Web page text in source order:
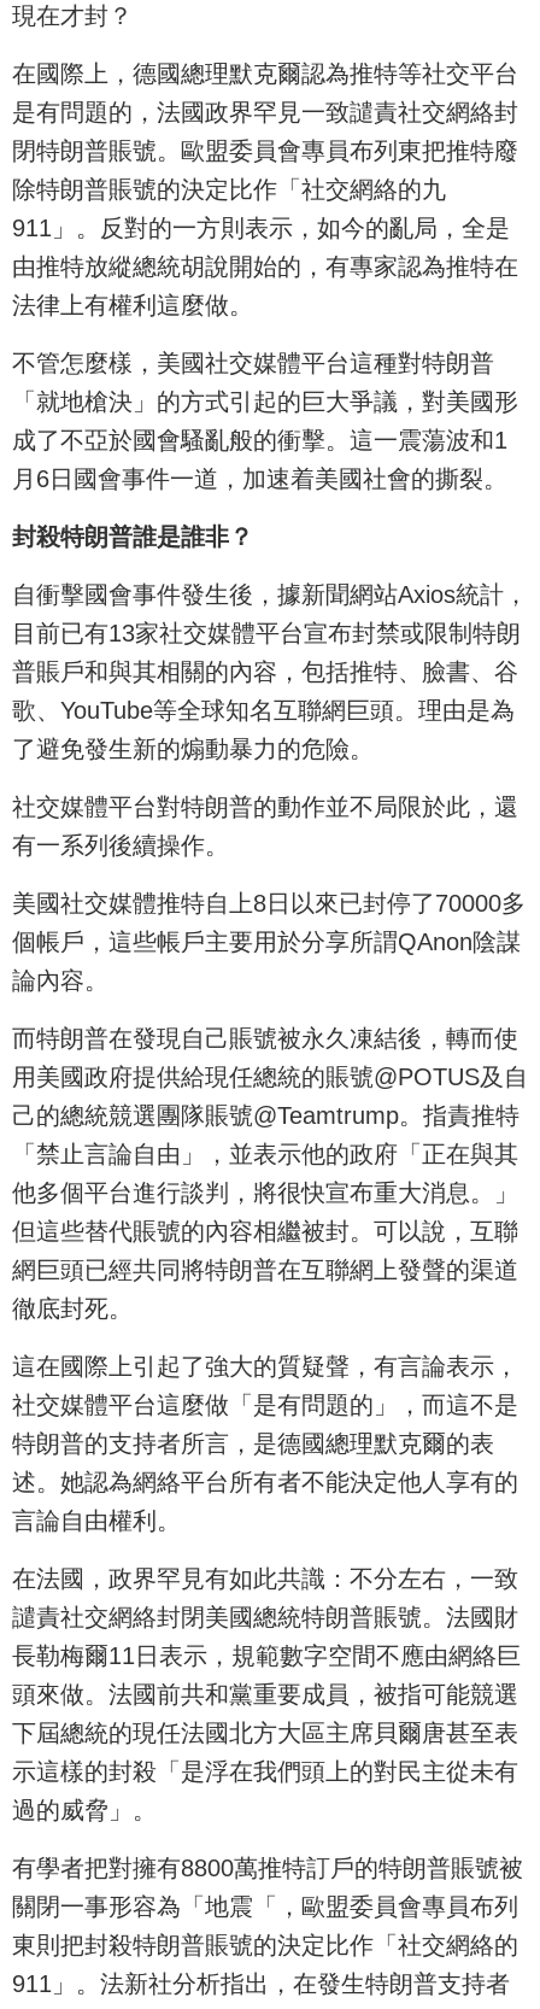
現在才封？
在國際上，德國總理默克爾認為推特等社交平台
是有問題的，法國政界罕見一致譴責社交網絡封
閉特朗普賬號。歐盟委員會專員布列東把推特廢
除特朗普賬號的決定比作「社交網絡的九
911」。反對的一方則表示，如今的亂局，全是
由推特放縱總統胡說開始的，有專家認為推特在
法律上有權利這麼做。
不管怎麼樣，美國社交媒體平台這種對特朗普
「就地槍決」的方式引起的巨大爭議，對美國形
成了不亞於國會騷亂般的衝擊。這一震蕩波和1
月6日國會事件一道，加速着美國社會的撕裂。
封殺特朗普誰是誰非？
自衝擊國會事件發生後，據新聞網站Axios統計，
目前已有13家社交媒體平台宣布封禁或限制特朗
普賬戶和與其相關的內容，包括推特、臉書、谷
歌、YouTube等全球知名互聯網巨頭。理由是為
了避免發生新的煽動暴力的危險。
社交媒體平台對特朗普的動作並不局限於此，還
有一系列後續操作。
美國社交媒體推特自上8日以來已封停了70000多
個帳戶，這些帳戶主要用於分享所謂QAnon陰謀
論內容。
而特朗普在發現自己賬號被永久凍結後，轉而使
用美國政府提供給現任總統的賬號@POTUS及自
己的總統競選團隊賬號@Teamtrump。指責推特
「禁止言論自由」，並表示他的政府「正在與其
他多個平台進行談判，將很快宣布重大消息。」
但這些替代賬號的內容相繼被封。可以說，互聯
網巨頭已經共同將特朗普在互聯網上發聲的渠道
徹底封死。
這在國際上引起了強大的質疑聲，有言論表示，
社交媒體平台這麼做「是有問題的」，而這不是
特朗普的支持者所言，是德國總理默克爾的表
述。她認為網絡平台所有者不能決定他人享有的
言論自由權利。
在法國，政界罕見有如此共識：不分左右，一致
譴責社交網絡封閉美國總統特朗普賬號。法國財
長勒梅爾11日表示，規範數字空間不應由網絡巨
頭來做。法國前共和黨重要成員，被指可能競選
下屆總統的現任法國北方大區主席貝爾唐甚至表
示這樣的封殺「是浮在我們頭上的對民主從未有
過的威脅」。
有學者把對擁有8800萬推特訂戶的特朗普賬號被
關閉一事形容為「地震「，歐盟委員會專員布列
東則把封殺特朗普賬號的決定比作「社交網絡的
911」。法新社分析指出，在發生特朗普支持者